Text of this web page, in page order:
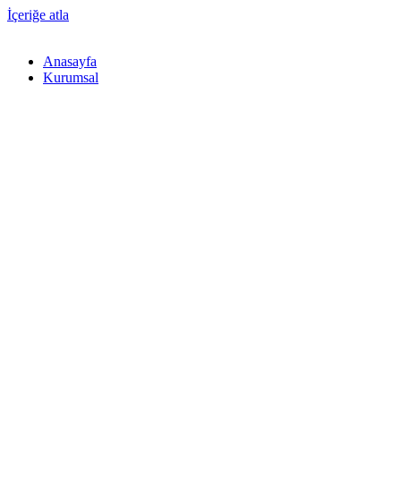
İçeriğe atla
Anasayfa
Kurumsal